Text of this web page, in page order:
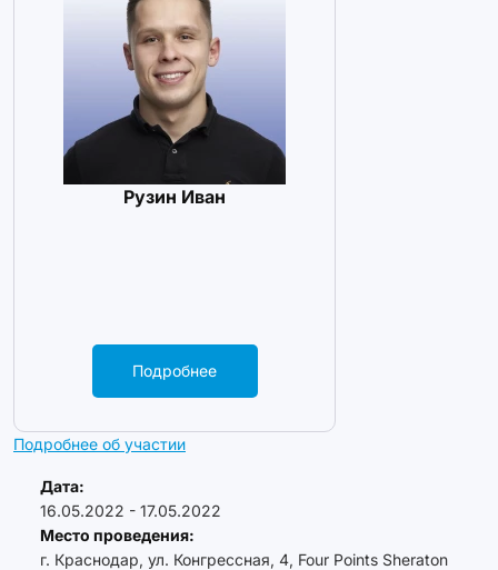
Рузин Иван
Подробнее
Подробнее об участии
Дата:
16.05.2022 - 17.05.2022
Место проведения:
г. Краснодар, ул. Конгрессная, 4, Four Points Sheraton